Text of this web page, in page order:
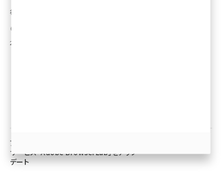
複数人でチャットをしながら作成も可能、オンライン文書に挿入できる
2009年11月10日 12:08
アドビ システムズ、オンラインブラウザ検証
サービス「Adobe BrowserLab」をアップ
デート